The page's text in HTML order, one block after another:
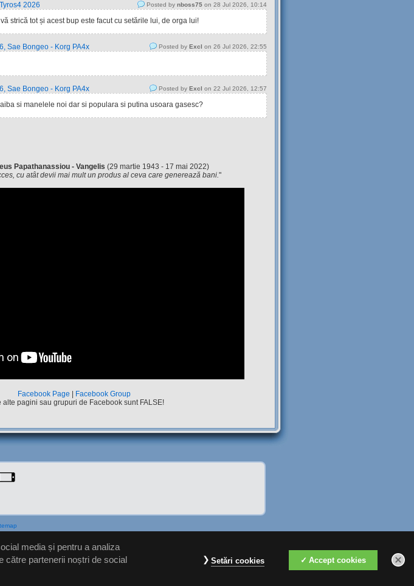
2026 Posted by nboss75 on 28 Jul 2026, 10:14
strică tot și acest bup este facut cu setările lui, de orga lui!
Sae Bongeo - Korg PA4x Posted by Excl on 26 Jul 2026, 22:55
Sae Bongeo - Korg PA4x Posted by Excl on 22 Jul 2026, 12:57
si manelele noi dar si populara si putina usoara gasesc?
Papathanassiou - Vangelis (29 martie 1943 - 17 mai 2022)
cu atât devii mai mult un produs al ceva care generează bani."
Facebook Page
Facebook Group
alte pagini sau grupuri de Facebook sunt FALSE!
media și pentru a analiza
partenerii noștri de social
Accept cookies
Setări cookies